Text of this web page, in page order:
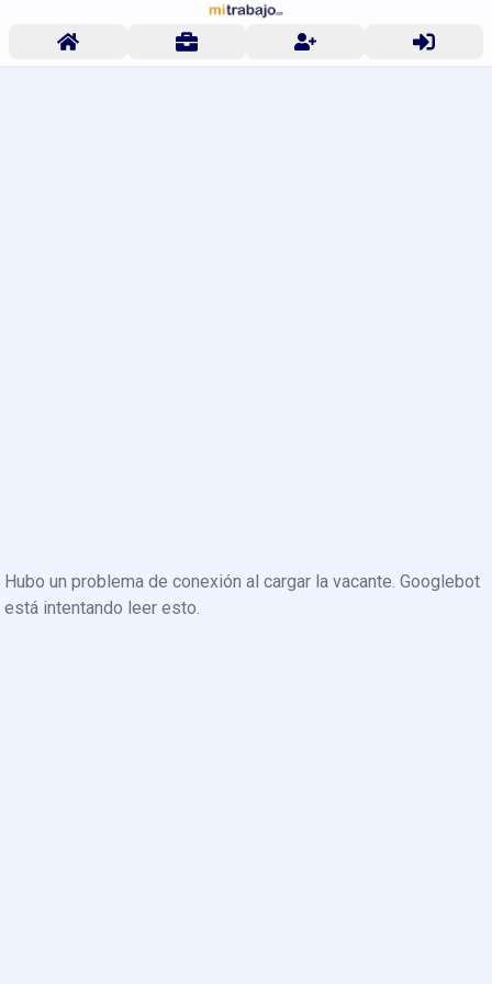
Hubo un problema de conexión al cargar la vacante. Googlebot
está intentando leer esto.